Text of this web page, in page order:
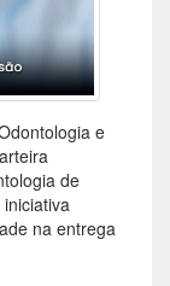
e
de
na entrega